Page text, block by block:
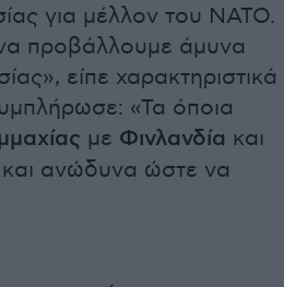
για μέλλον του ΝΑΤΟ.
προβάλλουμε άμυνα
είπε
«Τα όποια
με Φινλανδία και
ανώδυνα ώστε να